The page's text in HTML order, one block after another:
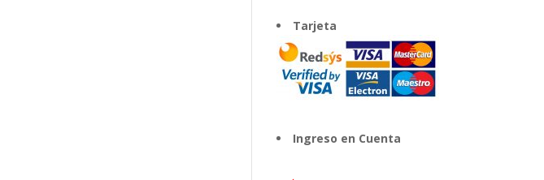
Tarjeta
Ingreso en Cuenta